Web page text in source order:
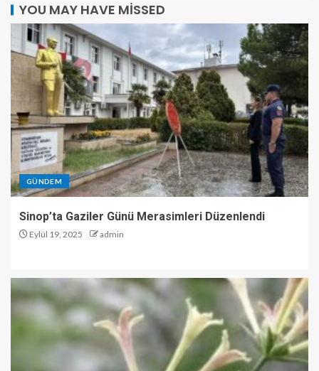
YOU MAY HAVE MISSED
GÜNDEM
Sinop’ta Gaziler Günü Merasimleri Düzenlendi
Eylül 19, 2025 admin